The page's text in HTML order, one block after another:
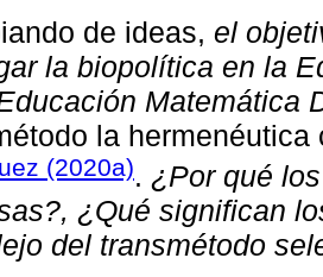
de ideas, el
la biopolítica en la
Matemática
la
(2020a). ¿Por qué
¿Qué significan
del transmétodo